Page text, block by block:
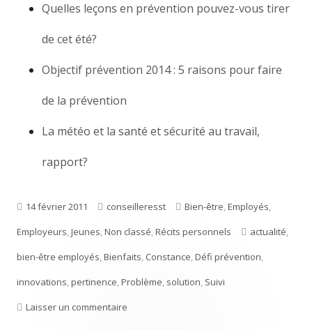
Quelles leçons en prévention pouvez-vous tirer
de cet été?
Objectif prévention 2014 : 5 raisons pour faire
de la prévention
La météo et la santé et sécurité au travail,
rapport?
Publié
le
14 février 2011 Auteur
conseilleresst Catégories
Bien-être,Employés,
Employeurs,Jeunes,Non classé,Récits personnels Étiquettes
actualité,
bien-être employés,Bienfaits, Constance,Défi prévention,
innovations,pertinence,Problème, solution, Suivi
Laisser un commentaire